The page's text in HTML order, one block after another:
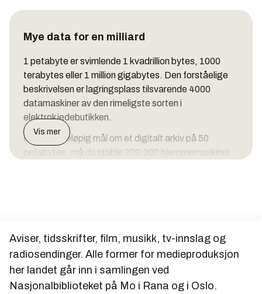
Mye data for en milliard
1 petabyte er svimlende 1 kvadrillion bytes, 1000
terabytes eller 1 million gigabytes. Den forståelige
beskrivelsen er lagringsplass tilsvarende 4000
datamaskiner av den rimeligste sorten i
elektrokjedebutikken.
Med et foreløpig mål om et digitalt arkiv på 50
petabytes, må du stable 200.000 hjemmemaskiner
Arbeidet skal pågå i opp til 25 år, før
Nasjonalbiblioteket har klart å digitalisere alt som er
arkivert opp gjennom årene.
Vis mer
Aviser, tidsskrifter, film, musikk, tv-innslag og
radiosendinger. Alle former for medieproduksjon
her landet går inn i samlingen ved
Nasjonalbiblioteket på Mo i Rana og i Oslo.